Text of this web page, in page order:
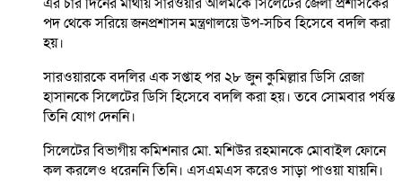
পদ থেকে সরিয়ে জনপ্রশাসন মন্ত্রণালয়ে উপ-সচিব হিসেবে বদলি করা
হয়।
সারওয়ারকে বদলির এক সপ্তাহ পর ২৮ জুন কুমিল্লার ডিসি রেজা
হাসানকে সিলেটের ডিসি হিসেবে বদলি করা হয়। তবে সোমবার পর্যন্ত
তিনি যোগ দেননি।
সিলেটের বিভাগীয় কমিশনার মো. মশিউর রহমানকে মোবাইল ফোনে
কল করলেও ধরেননি তিনি। এসএমএস করেও সাড়া পাওয়া যায়নি।